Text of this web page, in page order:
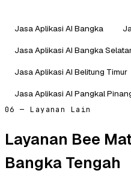
Jasa Aplikasi AI Bangka
Jasa Aplikasi AI Bangka
Jasa Aplikasi AI Belitung Timur
Jasa Aplikasi AI Pangkal
06 — Layanan Lain
Layanan Bee
Bangka Tengah